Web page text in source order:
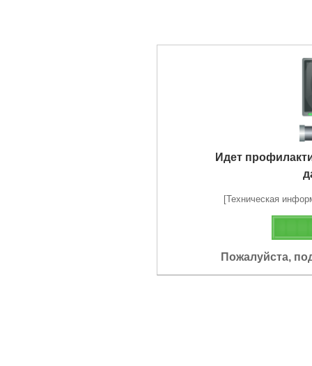
Идет
[Техническая
Пожалуйста,